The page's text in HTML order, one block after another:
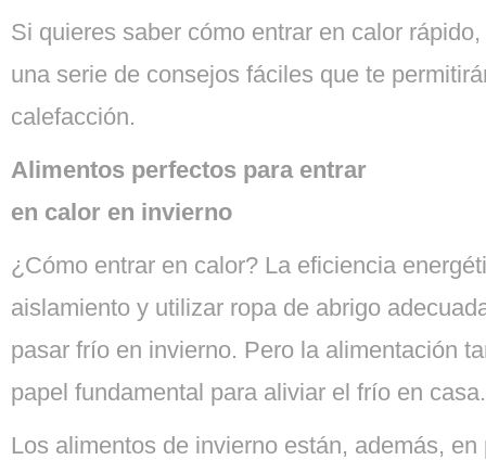
Si quieres saber cómo entrar en calor
una serie de consejos fáciles que te
calefacción.
Alimentos perfectos para entrar
en calor en invierno
¿Cómo entrar en calor? La eficiencia
aislamiento y utilizar ropa de abrigo
pasar frío en invierno. Pero la alimentación
papel fundamental para aliviar el frío en casa.
Los alimentos de invierno están, además,